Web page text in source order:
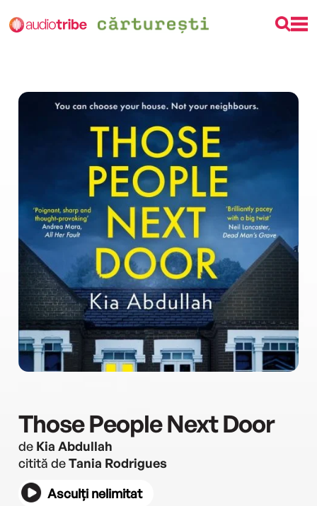
Those People Next Door
de Kia Abdullah
citită deTania Rodrigues
Asculți nelimitat